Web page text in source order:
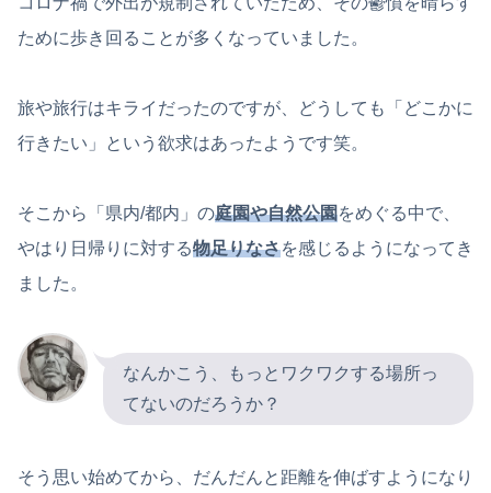
ために歩き回ることが多くなっていました。
旅や旅行はキライだったのですが、どうしても「どこかに
行きたい」という欲求はあったようです笑。
そこから「県内/都内」の庭園や自然公園をめぐる中で、
やはり日帰りに対する物足りなさを感じるようになってき
ました。
なんかこう、もっとワクワクする場所っ
てないのだろうか？
そう思い始めてから、だんだんと距離を伸ばすようになり